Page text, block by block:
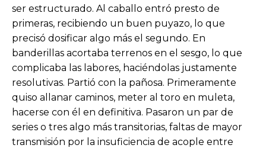
ser estructurado. Al caballo entró presto de
primeras, recibiendo un buen puyazo, lo que
precisó dosificar algo más el segundo. En
banderillas acortaba terrenos en el sesgo, lo que
complicaba las labores, haciéndolas justamente
resolutivas. Partió con la pañosa. Primeramente
quiso allanar caminos, meter al toro en muleta,
hacerse con él en definitiva. Pasaron un par de
series o tres algo más transitorias, faltas de mayor
transmisión por la insuficiencia de acople entre